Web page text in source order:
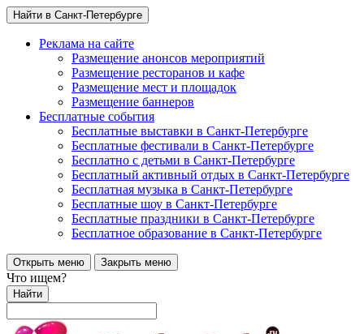
Найти в Санкт-Петербурге
Реклама на сайте
Размещение анонсов мероприятий
Размещение ресторанов и кафе
Размещение мест и площадок
Размещение баннеров
Бесплатные события
Бесплатные выставки в Санкт-Петербурге
Бесплатные фестивали в Санкт-Петербурге
Бесплатно с детьми в Санкт-Петербурге
Бесплатный активный отдых в Санкт-Петербурге
Бесплатная музыка в Санкт-Петербурге
Бесплатные шоу в Санкт-Петербурге
Бесплатные праздники в Санкт-Петербурге
Бесплатное образование в Санкт-Петербурге
Открыть меню Закрыть меню
Что ищем?
Найти